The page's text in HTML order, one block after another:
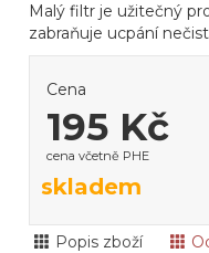
Malý filtr je užitečný
zabraňuje ucpání
Cena
195 Kč
cena včetně PHE
skladem
Popis zboží